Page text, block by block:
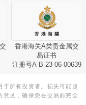
香港海关A类贵金属交
易证书
注册号A-B-23-06-00639
于所有投资者。损失可能超
意见，确保您在交易前完全